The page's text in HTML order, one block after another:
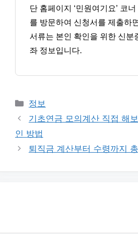
단 홈페이지 ‘민원여기요’ 코
를 방문하여 신청서를 제출하
서류는 본인 확인을 위한 신분
좌 정보입니다.
카
테
고
리
정보
기초연금 모의계산 직접 해
인 방법
퇴직금 계산부터 수령까지